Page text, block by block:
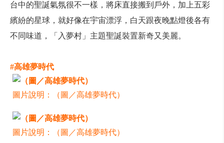
台中的聖誕氣氛很不一樣，將床直接搬到戶外，加上五彩
繽紛的星球，就好像在宇宙漂浮，白天跟夜晚點燈後各有
不同味道，「入夢村」主題聖誕裝置新奇又美麗。
#高雄夢時代
圖片說明：（圖／高雄夢時代）
圖片說明：（圖／高雄夢時代）